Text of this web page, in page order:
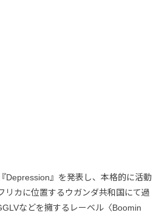
Depression』を発表し、本格的に活動
リカに位置するウガンダ共和国にて過
などを擁するレーベル〈Boomin